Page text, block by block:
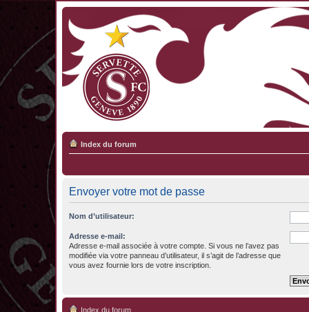
Index du forum
Envoyer votre mot de passe
Nom d’utilisateur:
Adresse e-mail:
Adresse e-mail associée à votre compte. Si vous ne l’avez pas
modifiée via votre panneau d’utilisateur, il s’agit de l’adresse que
vous avez fournie lors de votre inscription.
Index du forum